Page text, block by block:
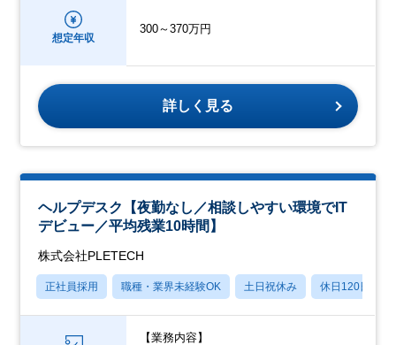
想定年収
300～370万円
詳しく見る
ヘルプデスク【夜勤なし／相談しやすい環境でIT
デビュー／平均残業10時間】
株式会社PLETECH
正社員採用 職種・業界未経験OK 土日祝休み 休日120日以上
【業務内容】